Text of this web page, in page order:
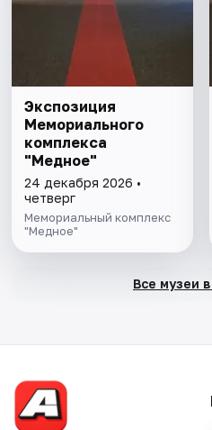
Экспозиция
Мемориального
комплекса
"Медное"
24 декабря 2026 •
четверг
Мемориальный комплекс
"Медное"
Все музеи